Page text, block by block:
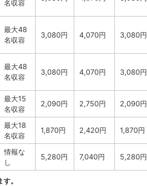
名収容
最大48
名収容
3,080円 4,070円 3,080円
最大48
名収容
3,080円 4,070円 3,080円
最大15
名収容
2,090円 2,750円 2,090円
最大18
名収容
1,870円 2,420円 1,870円
情報な
し
5,280円 7,040円 5,280円
。